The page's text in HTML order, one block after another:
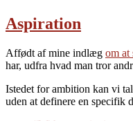
Aspiration
Affødt af mine indlæg om at
har, udfra hvad man tror
Istedet for ambition kan vi
uden at definere en specifik